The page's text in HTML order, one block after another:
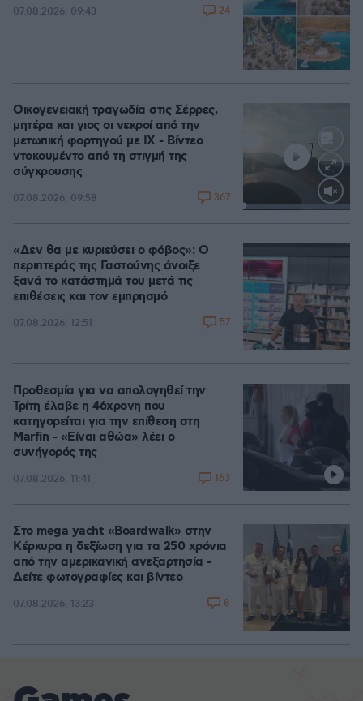
07.08.2026, 09:43 24
Loaded:
Οικογενειακή τραγωδία στις Σέρρες,
μητέρα και γιος οι νεκροί από την
μετωπική φορτηγού με ΙΧ - Βίντεο
ντοκουμέντο από τη στιγμή της
σύγκρουσης
07.08.2026, 09:58 367
«Δεν θα με κυριεύσει ο φόβος»: Ο
περιπτεράς της Γαστούνης άνοιξε
ξανά το κατάστημά του μετά τις
επιθέσεις και τον εμπρησμό
07.08.2026, 12:51 57
Προθεσμία για να απολογηθεί την
Τρίτη έλαβε η 46χρονη που
κατηγορείται για την επίθεση στη
Marfin - «Είναι αθώα» λέει ο
συνήγορός της
07.08.2026, 11:41 163
Στο mega yacht «Boardwalk» στην
Κέρκυρα η δεξίωση για τα 250 χρόνια
από την αμερικανική ανεξαρτησία -
Δείτε φωτογραφίες και βίντεο
07.08.2026, 13:23 8